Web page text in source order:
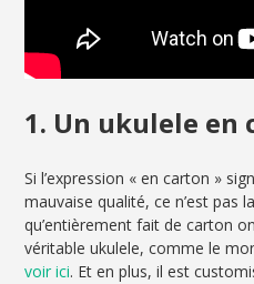
1. Un ukulele en
Si l’expression « en carton »
mauvaise qualité, ce n’est pas
qu’entièrement fait de carton
véritable ukulele, comme le
voir ici. Et en plus, il est